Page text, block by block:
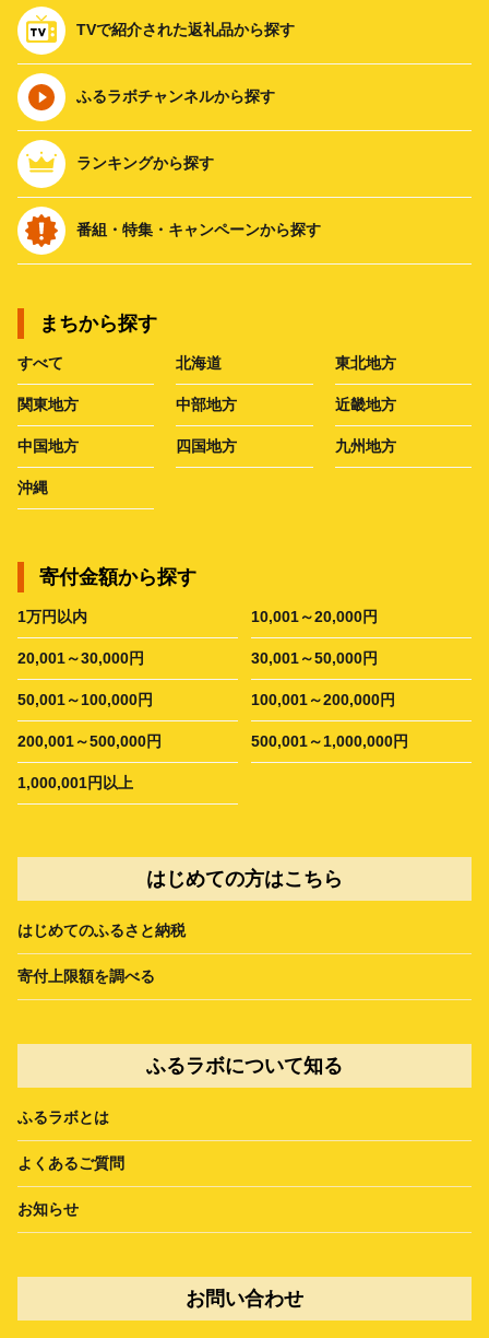
TVで紹介された返礼品から探す
ふるラボチャンネルから探す
ランキングから探す
番組・特集・キャンペーンから探す
まちから探す
すべて 北海道 東北地方
関東地方 中部地方 近畿地方
中国地方 四国地方 九州地方
沖縄
寄付金額から探す
1万円以内 10,001～20,000円
20,001～30,000円 30,001～50,000円
50,001～100,000円 100,001～200,000円
200,001～500,000円 500,001～1,000,000円
1,000,001円以上
はじめての方はこちら
はじめてのふるさと納税
寄付上限額を調べる
ふるラボについて知る
ふるラボとは
よくあるご質問
お知らせ
お問い合わせ